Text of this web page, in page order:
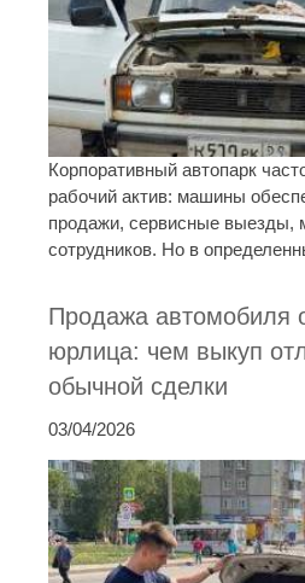
Корпоративный автопарк
рабочий актив: машины
продажи, сервисные выезды,
сотрудников. Но в
Продажа автомобиля
юрлица: чем выкуп
обычной сделки
03/04/2026